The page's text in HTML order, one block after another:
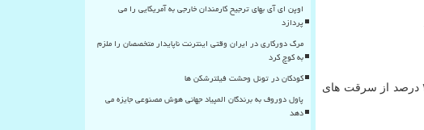
۱۲. علت رخ دادن ۴۲ درصد از سرقت های اطلاعاتی در جهان، نفوذ هكرها و مجرمان سایبری است. این در حالیست كه ۲۹ درصد از سرقت های
اوپن ای آی بهای ترجیح کارمندان خارجی به آمریکایی را می
پردازد
مرگ دورکاری در ایران وقتی اینترنت ناپایدار متخصصان را ملزم
به کوچ کرد
کودکان در تونل وحشت فیلترشکن ها
پاول دوروف به برندگان المپیاد جهانی هوش مصنوعی جایزه می
دهد